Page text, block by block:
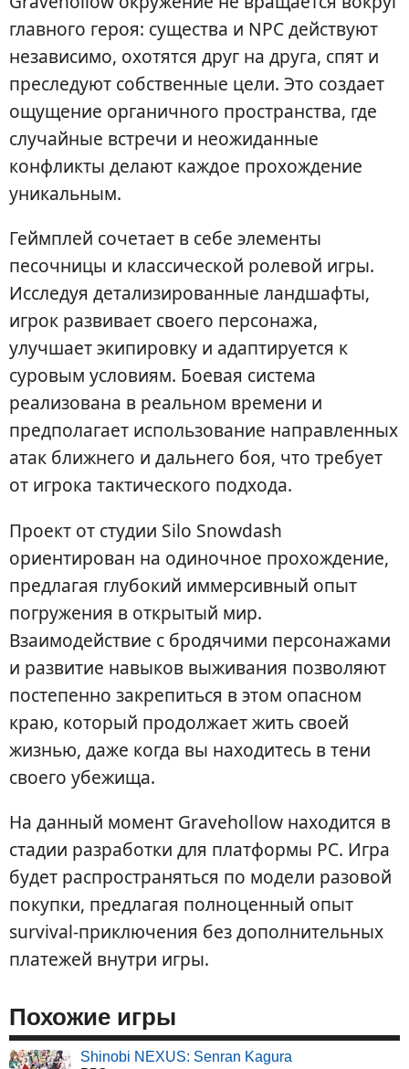
главного героя: существа и NPC действуют
независимо, охотятся друг на друга, спят и
преследуют собственные цели. Это создает
ощущение органичного пространства, где
случайные встречи и неожиданные
конфликты делают каждое прохождение
уникальным.
Геймплей сочетает в себе элементы
песочницы и классической ролевой игры.
Исследуя детализированные ландшафты,
игрок развивает своего персонажа,
улучшает экипировку и адаптируется к
суровым условиям. Боевая система
реализована в реальном времени и
предполагает использование направленных
атак ближнего и дальнего боя, что требует
от игрока тактического подхода.
Проект от студии Silo Snowdash
ориентирован на одиночное прохождение,
предлагая глубокий иммерсивный опыт
погружения в открытый мир.
Взаимодействие с бродячими персонажами
и развитие навыков выживания позволяют
постепенно закрепиться в этом опасном
краю, который продолжает жить своей
жизнью, даже когда вы находитесь в тени
своего убежища.
На данный момент Gravehollow находится в
стадии разработки для платформы PC. Игра
будет распространяться по модели разовой
покупки, предлагая полноценный опыт
survival-приключения без дополнительных
платежей внутри игры.
Похожие игры
Shinobi NEXUS: Senran Kagura